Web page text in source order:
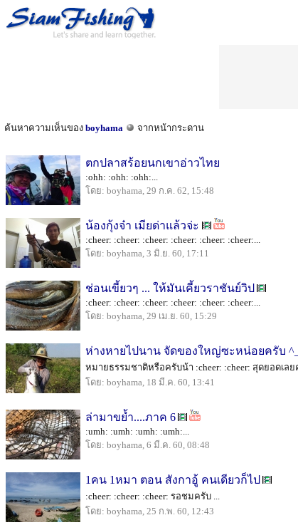
ค้นหาความเห็นของ boyhama จากหน้ากระดาน
ตกปลาสร้อยนกเขาอ่าวไทย
:ohh: :ohh: :ohh:...
โดย: boyhama, 29 ก.ค. 62, 15:48
น้องกุ้งจ๋า เมียด่าแล้วจ่ะ
:cheer: :cheer: :cheer: :cheer: :cheer: :cheer:...
โดย: boyhama, 3 มิ.ย. 60, 17:11
ช่อนเขี้ยวๆ ... ให้มันเคี้ยวราชันย์วิป
:cheer: :cheer: :cheer: :cheer: :cheer: :cheer:...
โดย: boyhama, 29 เม.ย. 60, 15:29
ห่างหายไปนาน จัดของใหญ่ซะหน่อยครับ
หมายธรรมชาติหรือครับน้า :cheer: :cheer: สุดยอดเลย
โดย: boyhama, 18 มี.ค. 60, 13:41
ล่ามาขย้ำ....ภาค 6
:umh: :umh: :umh: :umh:...
โดย: boyhama, 6 มี.ค. 60, 08:48
1คน 1หมา ตอน สังกาอู้ คนเดียวก็ไป
:cheer: :cheer: :cheer: รอชมครับ ...
โดย: boyhama, 25 ก.พ. 60, 12:43